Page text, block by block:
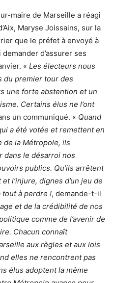
maire de Marseille a réagi
Maryse Joissains, sur la
que le préfet à envoyé à
d’assurer ses
« Les électeurs nous
du premier tour des
une forte abstention et un
Certains élus ne l’ont
un communiqué. « Quand
a été votée et remettent en
de la Métropole, ils
dans le désarroi nos
publics. Qu’ils arrêtent
l’injure, dignes d’un jeu de
tout à perdre !, demande-t-il
et de la crédibilité de nos
comme de l’avenir de
Chacun connaît
aux règles et aux lois
elles ne rencontrent pas
élus adoptent la même